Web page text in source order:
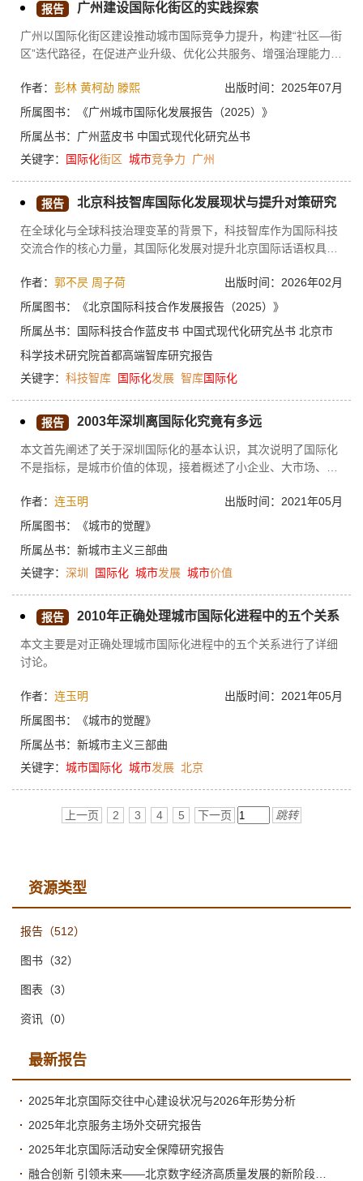
报告 广州建设国际化街区的实践探索
广州以国际化街区建设推动城市国际竞争力提升，构建“社区—街
区”迭代路径，在促进产业升级、优化公共服务、增强治理能力、
领、加强统筹整合、促进多元参与、注重品牌打造等方面进一步
加大工作力度。
出版时间：2025年07月
作者： 彭林 黄柯劼 滕熙
所属图书：
《广州城市国际化发展报告（2025）》
所属丛书： 广州蓝皮书 中国式现代化研究丛书
关键字：
国际化街区 城市竞争力 广州
报告 北京科技智库国际化发展现状与提升对策研究
在全球化与全球科技治理变革的背景下，科技智库作为国际科技
交流合作的核心力量，其国际化发展对提升北京国际话语权具有
在全球合作网络构建、国际学术影响力提升、科研与人才培养等
方面的实践成果，揭示其面临的核心挑战。研究发现，北京科技
全、协作深度不足、传播互动性弱等问题，同时面临国际规则参
与度低、人才结构单一、资金来源单一等困境。本文结合国内外
科技智库成功经验，提出系统性提升对策，旨在推动北京科技智
出版时间：2026年02月
作者： 郭不昃 周子荷
所属图书：
《北京国际科技合作发展报告（2025）》
所属丛书：
国际科技合作蓝皮书 中国式现代化研究丛书 北京市
科学技术研究院首都高端智库研究报告
关键字： 科技智库 国际化发展 智库国际化
报告 2003年深圳离国际化究竟有多远
本文首先阐述了关于深圳国际化的基本认识，其次说明了国际化
不是指标，是城市价值的体现，接着概述了小企业、大市场、弱
遇。
出版时间：2021年05月
作者： 连玉明
所属图书：
《城市的觉醒》
所属丛书： 新城市主义三部曲
关键字： 深圳 国际化 城市发展 城市价值
报告 2010年正确处理城市国际化进程中的五个关系
本文主要是对正确处理城市国际化进程中的五个关系进行了详细
讨论。
出版时间：2021年05月
作者： 连玉明
所属图书：
《城市的觉醒》
所属丛书： 新城市主义三部曲
关键字： 城市国际化 城市发展 北京
上一页 2 3 4 5 下一页 跳转
资源类型
报告 （512）
图书 （32）
图表 （3）
资讯 （0）
最新报告
2025年北京国际交往中心建设状况与2026年形势分析
2025年北京服务主场外交研究报告
2025年北京国际活动安全保障研究报告